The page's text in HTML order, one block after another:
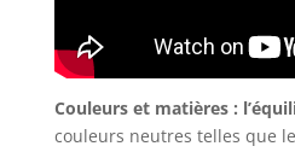
Couleurs et matières :
couleurs neutres telles que